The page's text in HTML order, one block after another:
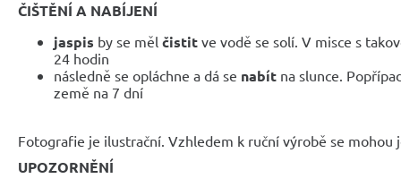
ČIŠTĚNÍ A NABÍJENÍ
jaspis by se měl čistit ve vodě se solí. V misce s
24 hodin
následně se opláchne a dá se nabít na slunce.
země na 7 dní
Fotografie je ilustrační. Vzhledem k ruční výrobě se
UPOZORNĚNÍ